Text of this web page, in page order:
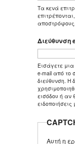
Τα κενά
Διεύθυνση
Εισάγετε
e-mail από το
διεύθυνση. Η
εισόδου ή αν
Αυτή η